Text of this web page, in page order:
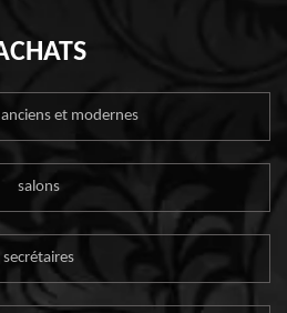
et modernes
salons
secrétaires